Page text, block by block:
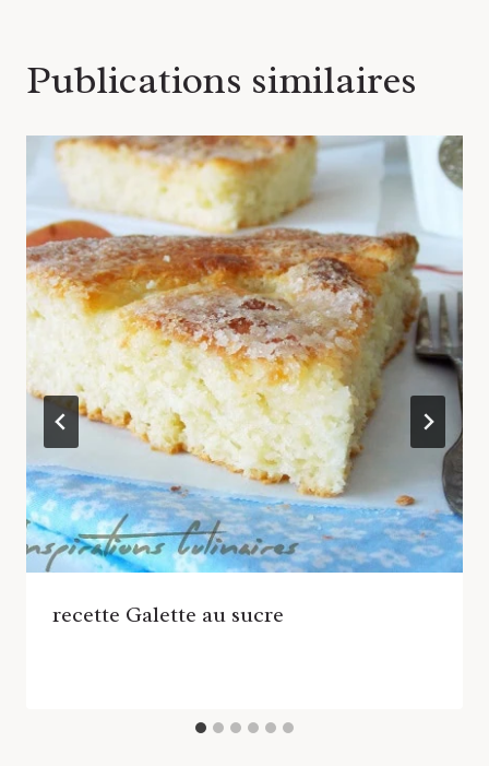
Publications similaires
recette Galette au sucre